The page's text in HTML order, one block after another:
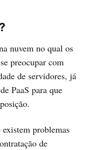
nuvem no qual os
preocupar com
de servidores, já
PaaS para que
problemas
de